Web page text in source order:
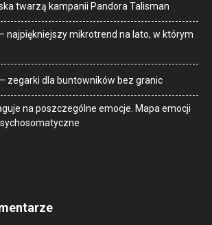
twarzą kampanii Pandora Talisman
najpiękniejszy mikrotrend na lato, w którym
– zegarki dla buntowników bez granic
na poszczególne emocje. Mapa emocji